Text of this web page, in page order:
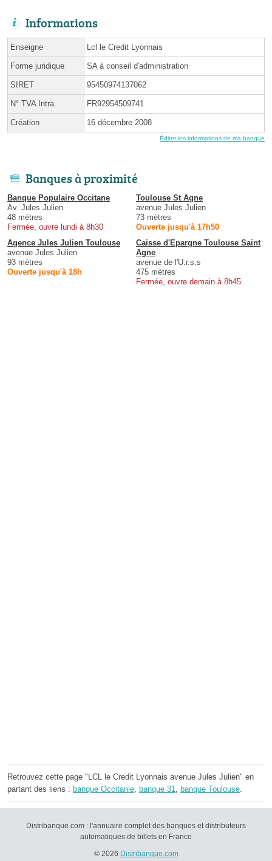
Informations
Enseigne Lcl le Credit Lyonnais
Forme juridique SA à conseil d'administration
SIRET 95450974137062
N° TVA Intra. FR92954509741
Création 16 décembre 2008
Éditer les informations de ma banque
Banques à proximité
Banque Populaire Occitane
Av. Jules Julien
48 mètres
Fermée, ouvre lundi à 8h30
Toulouse St Agne
avenue Jules Julien
73 mètres
Ouverte jusqu'à 17h50
Agence Jules Julien Toulouse
avenue Jules Julien
93 mètres
Ouverte jusqu'à 18h
Caisse d'Epargne Toulouse Saint
Agne
avenue de l'U.r.s.s
475 mètres
Fermée, ouvre demain à 8h45
Retrouvez cette page "LCL le Credit Lyonnais avenue Jules Julien" en
partant des liens : banque Occitanie, banque 31, banque Toulouse.
Distribanque.com : l'annuaire complet des banques et distributeurs
automatiques de billets en France
© 2026 Distribanque.com